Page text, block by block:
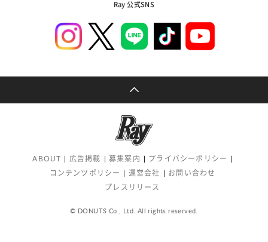
Ray 公式SNS
ABOUT 広告掲載 募集案内
プライバシーポリシー
コンテンツポリシー
運営会社
お問い合わせ
プレスリリース
© DONUTS Co., Ltd. All rights reserved.